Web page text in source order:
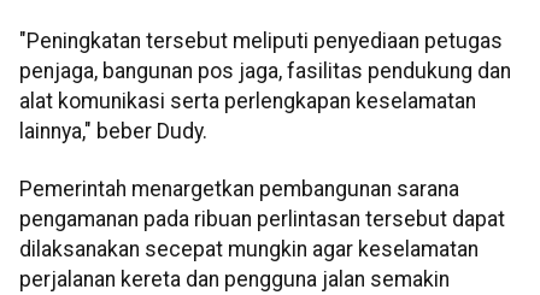
"Peningkatan tersebut meliputi penyediaan petugas
penjaga, bangunan pos jaga, fasilitas pendukung dan
alat komunikasi serta perlengkapan keselamatan
lainnya," beber Dudy.
Pemerintah menargetkan pembangunan sarana
pengamanan pada ribuan perlintasan tersebut dapat
dilaksanakan secepat mungkin agar keselamatan
perjalanan kereta dan pengguna jalan semakin